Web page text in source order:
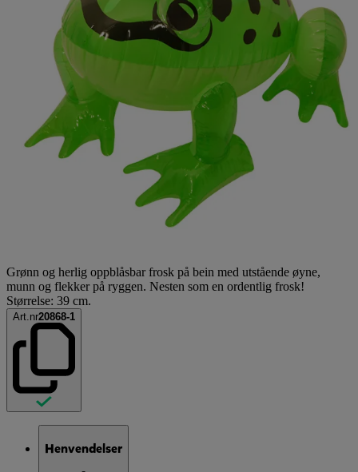
Grønn og herlig oppblåsbar frosk på bein med utstående øyne,
munn og flekker på ryggen. Nesten som en ordentlig frosk!
Størrelse: 39 cm.
Art.nr20868-1
Henvendelser